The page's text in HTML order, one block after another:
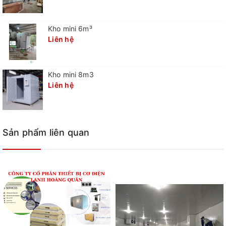
Cấu tạo kho lạnh bảo quản kem
Kho mini 6m³
Liên hệ
Kho mini 8m3
Liên hệ
Sản phẩm liên quan